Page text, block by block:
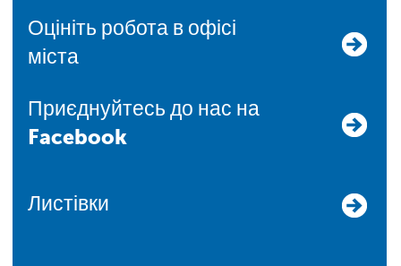
Оцініть робота в офісі
міста
Приєднуйтесь до нас на
Facebook
Листівки